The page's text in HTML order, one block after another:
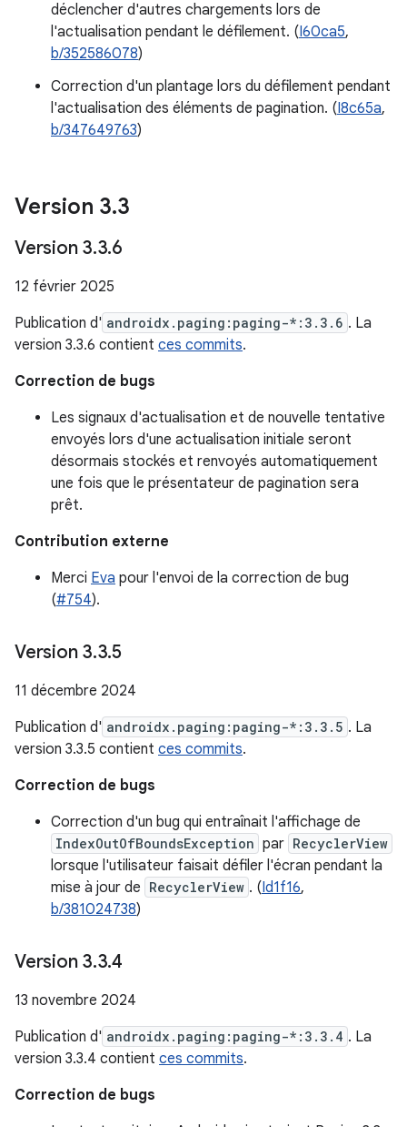
déclencher d'autres chargements lors de
l'actualisation pendant le défilement. (I60ca5,
b/352586078)
Correction d'un plantage lors du défilement pendant
l'actualisation des éléments de pagination. (I8c65a,
b/347649763)
Version 3.3
Version 3.3.6
12 février 2025
Publication d' androidx.paging:paging-*:3.3.6 . La
version 3.3.6 contient ces commits.
Correction de bugs
Les signaux d'actualisation et de nouvelle tentative
envoyés lors d'une actualisation initiale seront
désormais stockés et renvoyés automatiquement
une fois que le présentateur de pagination sera
prêt.
Contribution externe
Merci Eva pour l'envoi de la correction de bug
(#754).
Version 3.3.5
11 décembre 2024
Publication d' androidx.paging:paging-*:3.3.5 . La
version 3.3.5 contient ces commits.
Correction de bugs
Correction d'un bug qui entraînait l'affichage de
IndexOutOfBoundsException par RecyclerView
lorsque l'utilisateur faisait défiler l'écran pendant la
mise à jour de RecyclerView . (Id1f16,
b/381024738)
Version 3.3.4
13 novembre 2024
Publication d' androidx.paging:paging-*:3.3.4 . La
version 3.3.4 contient ces commits.
Correction de bugs